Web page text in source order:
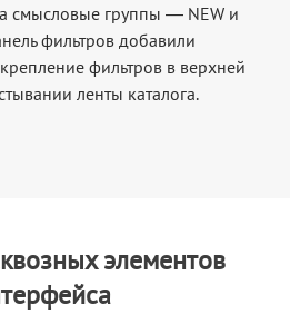
смысловые группы — NEW и
фильтров добавили
фильтров в верхней
ленты каталога.
элементов